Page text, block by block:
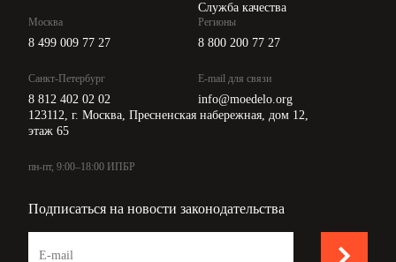
Служба качества
Москва
8 499 009 77 27
Санкт-Петербург
8 812 402 02 02
Регионы
8 800 200 77 27
E-mail для связи
info@moedelo.org
123112, г. Москва, Пресненская набережная, дом 12,
этаж 65
пн-пт, 9:00–18:00 ИПБР
Подписаться на новости законодательства